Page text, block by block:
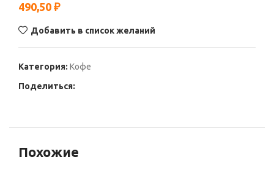
490,50 ₽
Добавить в список желаний
Категория: Кофе
Поделиться:
Похожие